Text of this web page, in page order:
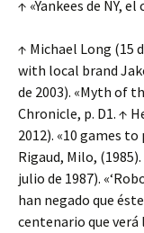
↑ «Yankees de NY,
↑ Michael Long (15
with local brand
de 2003). «Myth of
Chronicle, p. D1. ↑
2012). «10 games
Rigaud, Milo,
julio de 1987).
han negado que
centenario que